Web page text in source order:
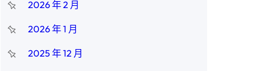
2026 年 2 月
2026 年 1 月
2025 年 12 月